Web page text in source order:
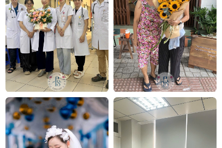
hẹn. Mỗi sản phẩm là một tác phẩm nghệ thuật
được thiết kế bởi đội ngũ chuyên nghiệp, trong đó có
nhà thiết kế Thanh Thủy Florist.
Chúng tôi mang đến đa dạng các mẫu hoa:hoa sinh
nhật,hoa khai trương hoa cưới đẹp, đặc biệt là các
mẫubó hoa cướiđược chăm chút kỹ lưỡng.
Văn phòng: 235A Hoàng Hoa Thám, P.5, Quận Phú Nhuận,
TP.HCM
Địa chỉ: 120B Huỳnh Văn Bánh, P.11, Quận Phú Nhuận,
TP.HCM